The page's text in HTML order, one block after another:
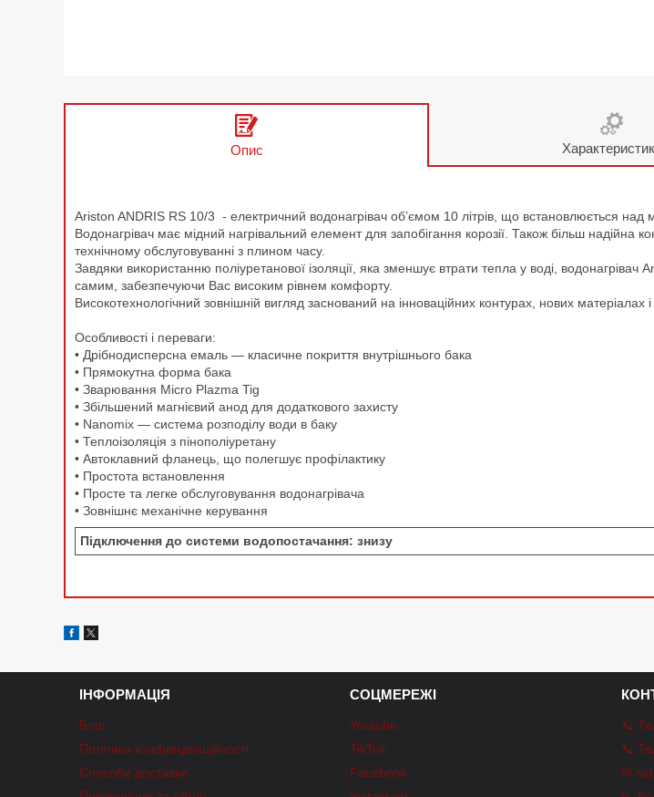
Опис
Ariston ANDRIS RS 10/3 - електричний водонагрівач об’ємом 10 літрів, що встановлюється
Водонагрівач має мідний нагрівальний елемент для запобігання корозії. Також більш надійна
технічному обслуговуванні з плином часу.
Завдяки використанню поліуретанової ізоляції, яка зменшує втрати тепла у воді,
самим, забезпечуючи Вас високим рівнем комфорту.
Високотехнологічний зовнішній вигляд заснований на інноваційних контурах, нових
Особливості і переваги:
• Дрібнодисперсна емаль — класичне покриття внутрішнього бака
• Прямокутна форма бака
• Зварювання Micro Plazma Tig
• Збільшений магнієвий анод для додаткового захисту
• Nanomix — система розподілу води в баку
• Теплоізоляція з пінополіуретану
• Автоклавний фланець, що полегшує профілактику
• Простота встановлення
• Просте та легке обслуговування водонагрівача
• Зовнішнє механічне керування
Підключення до системи водопостачання: знизу
ІНФОРМАЦІЯ
Блог
Політика конфенденційності
Способи доставки
СОЦМЕРЕЖІ
Youtube
TikTok
Facebook
📞
📞
✉